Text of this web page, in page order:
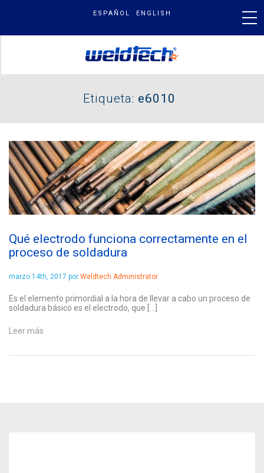
ESPAÑOL ENGLISH
BLOG & NOTICIAS
BUSCAR
POR:
Etiqueta: e6010
Qué electrodo funciona correctamente en el
proceso de soldadura
marzo 14th, 2017 por Weldtech Administrator
Es el elemento primordial a la hora de llevar a cabo un proceso de
soldadura básico es el electrodo, que […]
Leer más